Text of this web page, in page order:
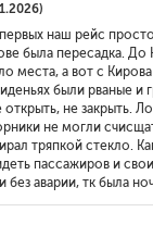
первых наш рейс
была пересадка.
места, а вот с
были рваные и
не закрыть.
не могли
тряпкой стекло.
пассажиров и
без аварии, тк была